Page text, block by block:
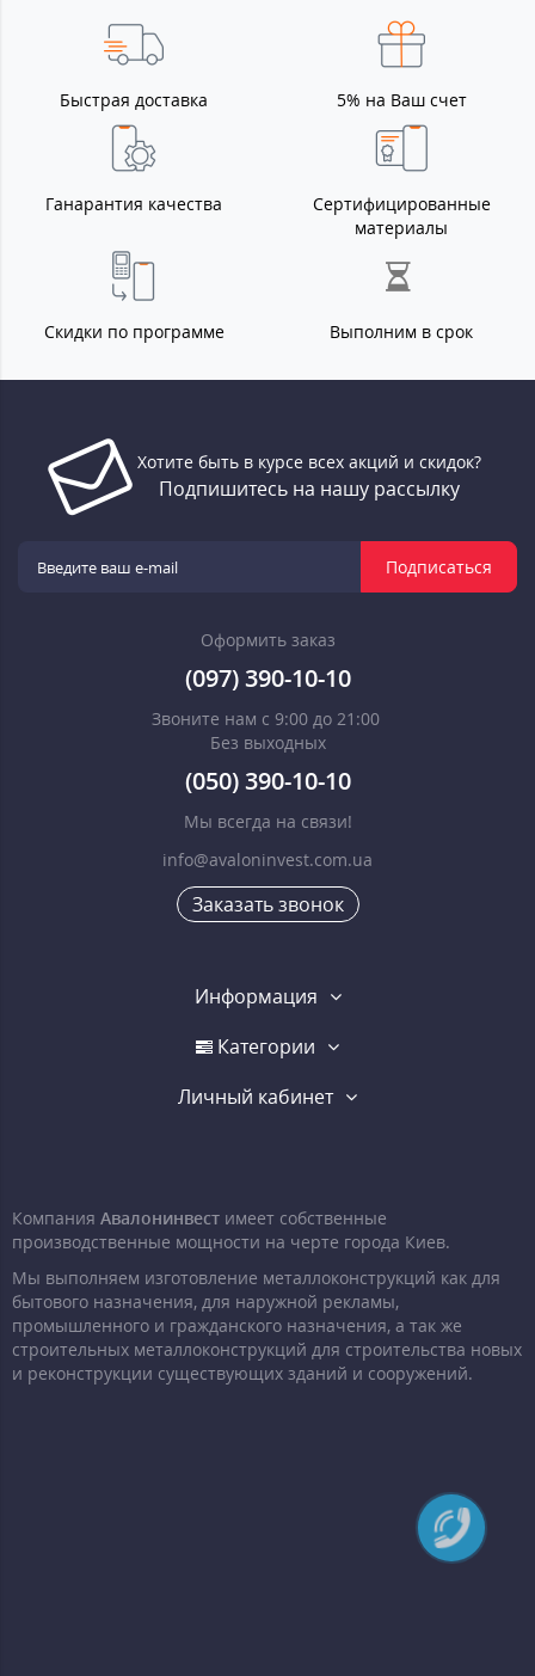
Быстрая доставка 5% на Ваш счет
Ганарантия качества
Сертифицированные
материалы
Скидки по программе Выполним в срок
Хотите быть в курсе всех акций и скидок?
Подпишитесь на нашу рассылку
Подписаться
Оформить заказ
(097) 390-10-10
Звоните нам с 9:00 до 21:00
Без выходных
(050) 390-10-10
Мы всегда на связи!
info@avaloninvest.com.ua
Заказать звонок
Информация
Категории
Личный кабинет
Компания Авалонинвест имеет собственные
производственные мощности на черте города Киев.
Мы выполняем изготовление металлоконструкций как для
бытового назначения, для наружной рекламы,
промышленного и гражданского назначения, а так же
строительных металлоконструкций для строительства новых
и реконструкции существующих зданий и сооружений.